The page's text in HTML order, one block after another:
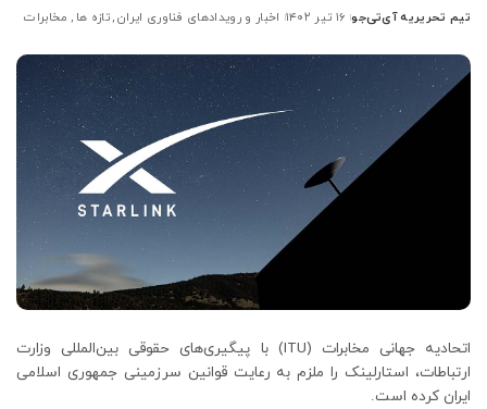
ارسال
توسط
تیم تحریریه آی‌تی‌جو ۱۶ تیر ۱۴۰۲ اخبار و رویدادهای فناوری ایران تازه ها مخابرات
اتحادیه جهانی مخابرات (ITU) با پیگیری‌های حقوقی بین‌المللی وزارت
ارتباطات، استارلینک را ملزم به رعایت قوانین سرزمینی جمهوری اسلامی
ایران کرده است.